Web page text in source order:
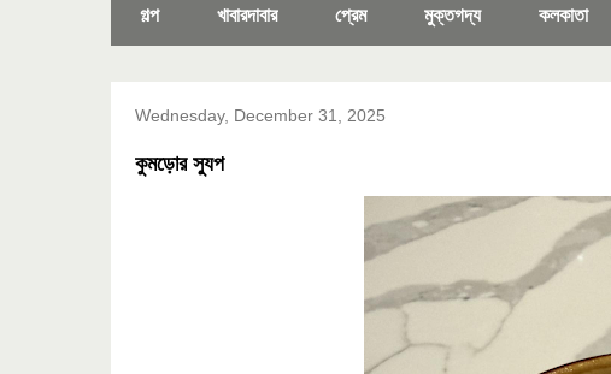
গল্প খাবারদাবার প্রেম মুক্তগদ্য কলকাতা
Wednesday, December 31, 2025
কুমড়োর স্যুপ